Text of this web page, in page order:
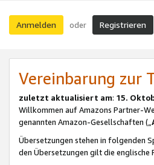
Anmelden oder Registrieren
Vereinbarung zur
zuletzt aktualisiert am: 15.
Willkommen auf Amazons Partner-
genannten Amazon-Gesellschaften („
Übersetzungen stehen in folgenden
den Übersetzungen gilt die englische